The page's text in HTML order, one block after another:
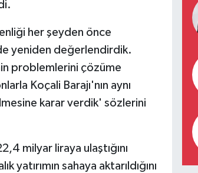
her şeyden önce
yeniden değerlendirdik.
problemlerini çözüme
Koçali Barajı'nın aynı
karar verdik' sözlerini
milyar liraya ulaştığını
yatırımın sahaya aktarıldığını